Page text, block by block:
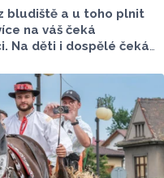
bludiště a u toho plnit
na váš čeká
Na děti i dospělé čeká
a hlavně spoustu
větší než fotbalové